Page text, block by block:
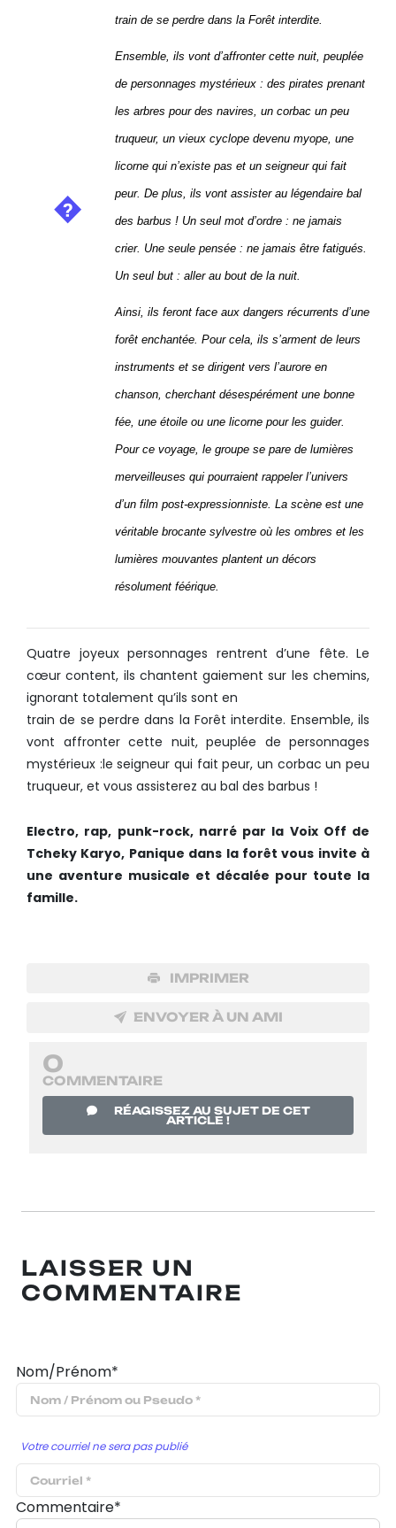
train de se perdre dans la Forêt interdite.
Ensemble, ils vont d’affronter cette nuit, peuplée
de personnages mystérieux : des pirates prenant
les arbres pour des navires, un corbac un peu
truqueur, un vieux cyclope devenu myope, une
licorne qui n’existe pas et un seigneur qui fait
peur. De plus, ils vont assister au légendaire bal
des barbus ! Un seul mot d’ordre : ne jamais
crier. Une seule pensée : ne jamais être fatigués.
Un seul but : aller au bout de la nuit.
Ainsi, ils feront face aux dangers récurrents d’une
forêt enchantée. Pour cela, ils s’arment de leurs
instruments et se dirigent vers l’aurore en
chanson, cherchant désespérément une bonne
fée, une étoile ou une licorne pour les guider.
Pour ce voyage, le groupe se pare de lumières
merveilleuses qui pourraient rappeler l’univers
d’un film post-expressionniste. La scène est une
véritable brocante sylvestre où les ombres et les
lumières mouvantes plantent un décors
résolument féérique.
Quatre joyeux personnages rentrent d’une fête. Le
cœur content, ils chantent gaiement sur les chemins,
ignorant totalement qu’ils sont en
train de se perdre dans la Forêt interdite. Ensemble, ils
vont affronter cette nuit, peuplée de personnages
mystérieux :le seigneur qui fait peur, un corbac un peu
truqueur, et vous assisterez au bal des barbus !
Electro, rap, punk-rock, narré par la Voix Off de
Tcheky Karyo, Panique dans la forêt vous invite à
une aventure musicale et décalée pour toute la
famille.
IMPRIMER
ENVOYER À UN AMI
0
COMMENTAIRE
RÉAGISSEZ AU SUJET DE CET
ARTICLE !
LAISSER UN
COMMENTAIRE
Nom/Prénom*
Votre courriel ne sera pas publié
Commentaire*